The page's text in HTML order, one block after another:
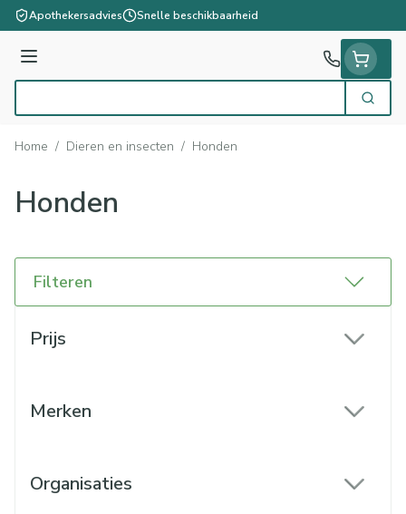
Ga naar de inhoud
Apothekersadvies Snelle beschikbaarheid
Menu
Zoek
Home / Dieren en insecten / Honden
Honden
Filteren
Prijs
Merken
Organisaties